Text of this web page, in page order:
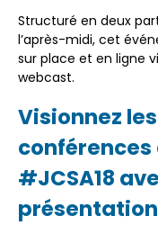
Structuré en deux
l’après-midi, cet
sur place et en ligne
webcast.
Visionnez
conférences
#JCSA18
présentation